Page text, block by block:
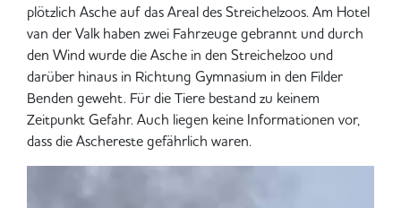
plötzlich Asche auf das Areal des Streichelzoos. Am Hotel
van der Valk haben zwei Fahrzeuge gebrannt und durch
den Wind wurde die Asche in den Streichelzoo und
darüber hinaus in Richtung Gymnasium in den Filder
Benden geweht. Für die Tiere bestand zu keinem
Zeitpunkt Gefahr. Auch liegen keine Informationen vor,
dass die Aschereste gefährlich waren.